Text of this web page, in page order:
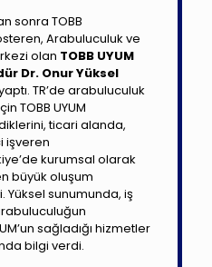
sonra TOBB
Arabuluculuk ve
olan TOBB UYUM
Dr. Onur Yüksel
TR’de arabuluculuk
TOBB UYUM
ticari alanda,
işveren
kurumsal olarak
büyük oluşum
Yüksel sunumunda, iş
sağladığı hizmetler
bilgi verdi.